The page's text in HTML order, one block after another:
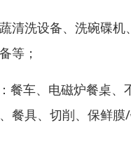
清洗设备、洗碗碟
等；
餐车、电磁炉餐桌
餐具、切削、保鲜